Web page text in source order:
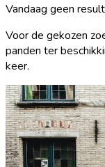
Vandaag geen
Voor de gekozen
panden ter
keer.